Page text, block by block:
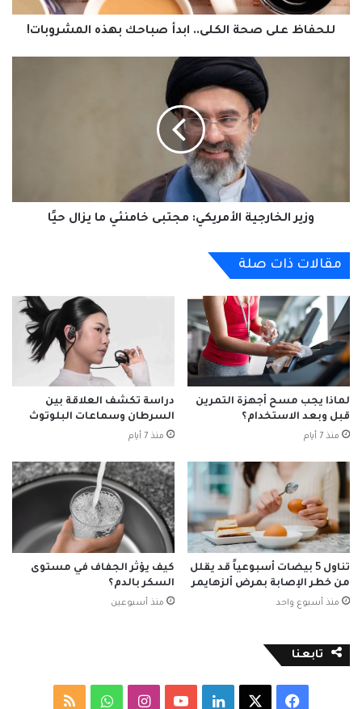
للحفاظ على صحة الكلى.. ابدأ صباحك بهذه المشروبات!
وزير الخارجية الأمريكي: مجتبى خامنئي ما يزال حيًا
مقالات ذات صلة
لماذا يجب مسح أجهزة التمرين
قبل وبعد الاستخدام؟
منذ 7 أيام
دراسة تكشف العلاقة بين
السرطان وسماعات البلوتوث
منذ 7 أيام
تناول 5 بيضات أسبوعياً قد يقلل
من خطر الإصابة بمرض ألزهايمر
منذ أسبوع واحد
كيف يؤثر الجفاف في مستوى
السكر بالدم؟
منذ أسبوعين
تابعنا
فيسبوك لينكدإن‫YouTubeانستقرامواتسابملخص